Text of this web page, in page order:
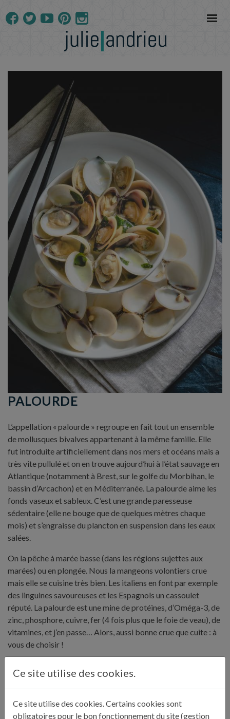
PALOURDE
L’appellation « palourde » regroupe en fait tout un ensemble
de mollusques bivalves appartenant à la même famille. Elle
fut introduite artificiellement dans nos mers et océans mais a
très vite pullulé et on en trouve aujourd’hui à l’état sauvage en
Atlantique (notamment à Brest, sur le golfe du Morbihan, le
bassin d’Arcachon) et en Méditerranée. La palourde aime les
fonds vaseux et sableux. C’est une grande paresseuse
sédentaire (elle ne bouge que de quelques mètres chaque
mois) et s’engraisse du plancton en suspension dans les eaux
salées.
On la pêche à marée basse (dans les régions sujettes aux
marées) ou en plongée. Nous la mangeons volontiers crue
mais elle se cuisine très bien. Les italiens en font par exemple
des linguines savoureuses et les Espagnols un cassoulet
réputé. La palourde est une mine de protéines, d’Oméga-3, de
zinc, phosphore, cuivre, fer (4 fois plus que le foie de veau), de
vitamines, et j’en passe… Alors, aussi bonne crue que cuite : à
vous de choisir !
ACCORDS DE JULIE
Ce site utilise des cookies.
Ce site utilise des cookies. Certains cookies sont
obligatoires pour le bon fonctionnement du site (gestion